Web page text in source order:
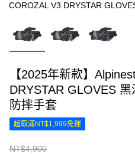
COROZAL V3 DRYSTAR
【2025年新款】
DRYSTAR GLOVES
防摔手套
超取滿NT$1,999免運
NT$4,900